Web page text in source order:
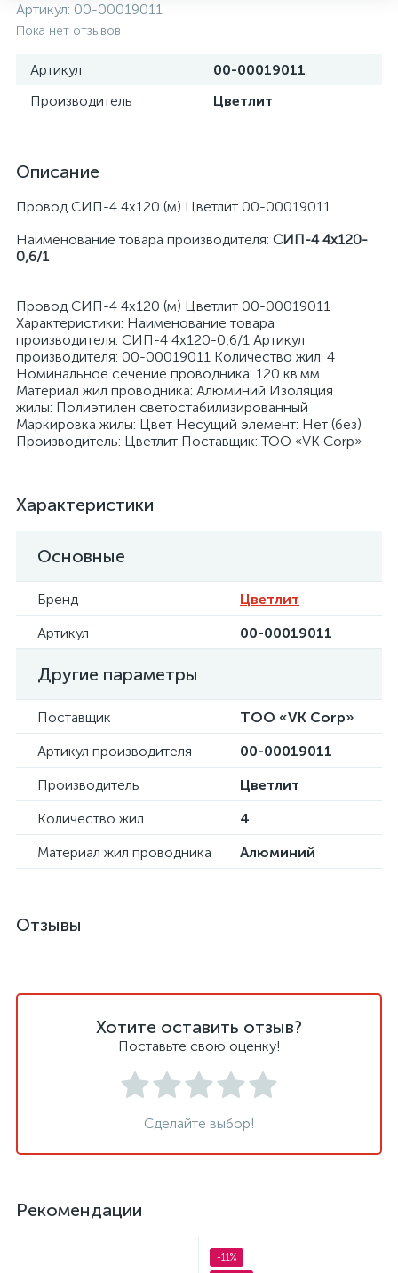
Артикул: 00-00019011
Пока нет отзывов
Артикул
00-00019011
Производитель
Цветлит
Описание
Провод СИП-4 4х120 (м) Цветлит 00-00019011
Наименование товара производителя: СИП-4 4х120-
0,6/1
Провод СИП-4 4х120 (м) Цветлит 00-00019011
Характеристики: Наименование товара
производителя: СИП-4 4х120-0,6/1 Артикул
производителя: 00-00019011 Количество жил: 4
Номинальное сечение проводника: 120 кв.мм
Материал жил проводника: Алюминий Изоляция
жилы: Полиэтилен светостабилизированный
Маркировка жилы: Цвет Несущий элемент: Нет (без)
Производитель: Цветлит Поставщик: ТОО «VK Corp»
Характеристики
Основные
Бренд
Цветлит
Артикул
00-00019011
Другие параметры
Поставщик
ТОО «VK Corp»
Артикул производителя
00-00019011
Производитель
Цветлит
Количество жил
4
Материал жил проводника
Алюминий
Отзывы
Хотите оставить отзыв?
Поставьте свою оценку!
Сделайте выбор!
Рекомендации
-11%